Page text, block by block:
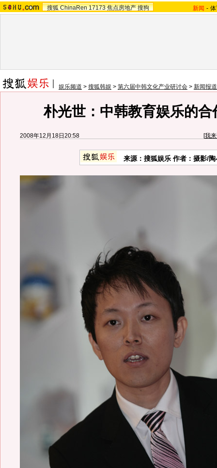
搜狐 ChinaRen 17173 焦点房地产 搜狗 新闻 -
娱乐频道 > 搜狐韩娱 > 第六届中韩文化产业研讨会 > 新闻报道
朴光世：中韩教育娱乐的合
2008年12月18日20:58 [我
来源：搜狐娱乐 作者：摄影/陶